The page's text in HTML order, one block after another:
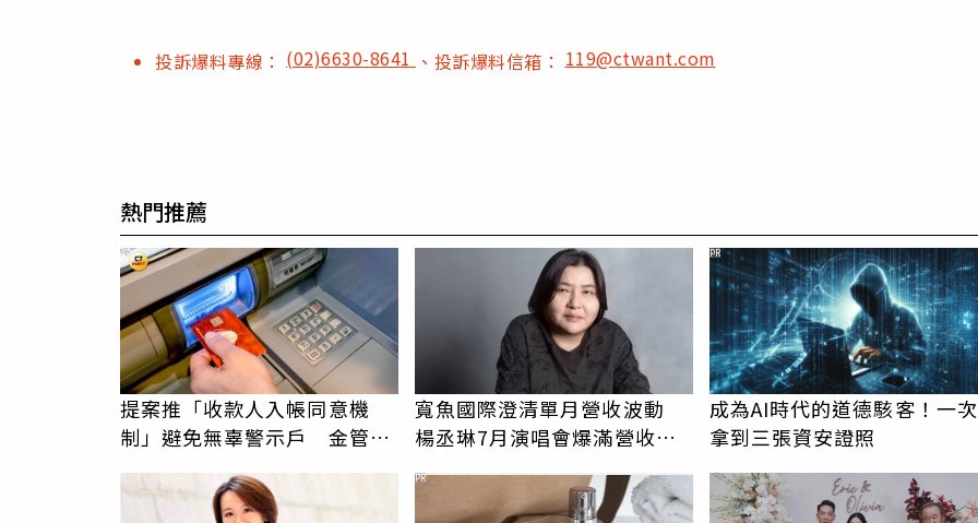
投訴爆料專線： (02)6630-8641 、投訴爆料信箱：119@ctwant.com
熱門推薦
提案推「收款人入帳同意機
制」避免無辜警示戶 金管
會：暫不參採
寬魚國際澄清單月營收波動
楊丞琳7月演唱會爆滿營收大
漲73%
成為AI時代的道德駭客！一次
拿到三張資安證照
PR
PR